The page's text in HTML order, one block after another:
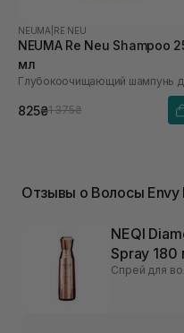
NEUMA RE NEU
NEUMA Re Neu Shampoo
мл
825₴1 375₴
Отзывы о Волосы Envy
NEQI
Spray 180
Спрей для